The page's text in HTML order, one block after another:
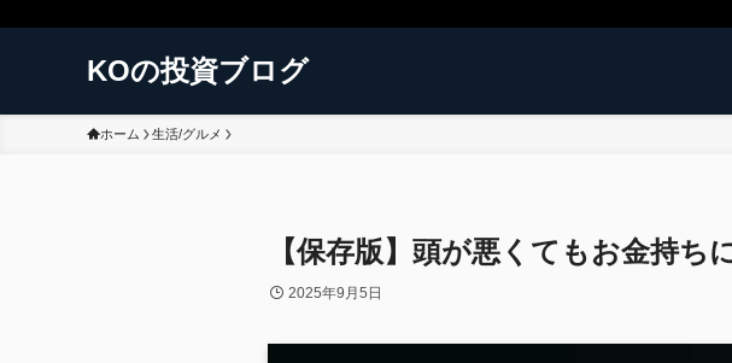
KOの投資ブログ
ホーム 生活/グルメ
【保存版】頭が悪くてもお金持
2025年9月5日